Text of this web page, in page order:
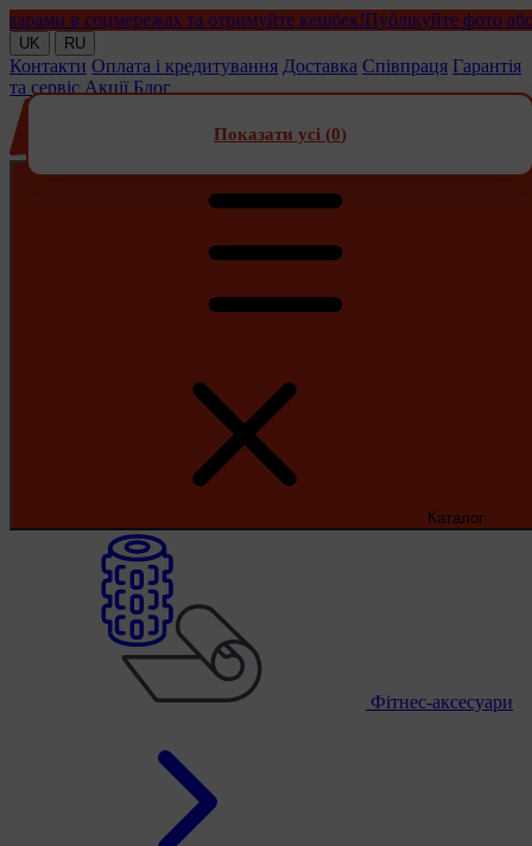
в соцмережах та отримуйте кешбек!Публікуйте фото або
UK RU
Контакти Оплата і кредитування Доставка Співпраця Гарантія
та сервіс Акції Блог
Каталог
Фітнес-аксесуари
Показати усі (0)